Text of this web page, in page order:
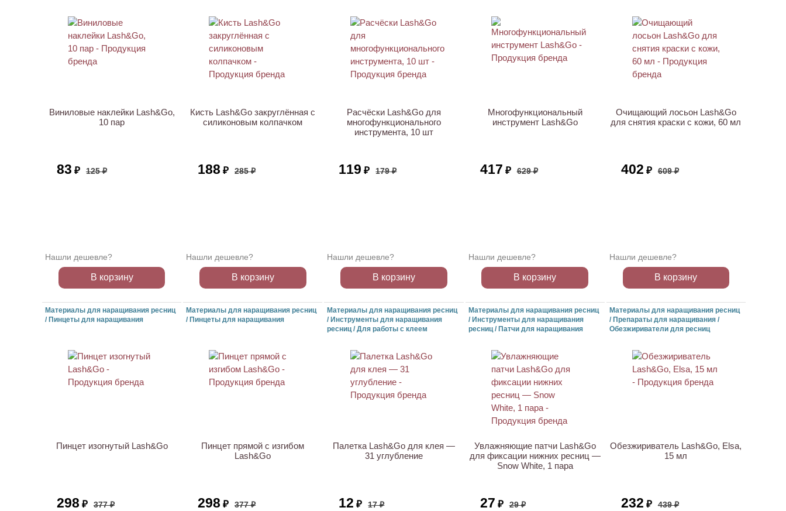
Виниловые наклейки Lash&Go,
10 пар
83 ₽ 125 ₽
Нашли дешевле?
В корзину
Кисть Lash&Go закруглённая с
силиконовым колпачком
188 ₽ 285 ₽
Нашли дешевле?
В корзину
Расчёски Lash&Go для
многофункционального
инструмента, 10 шт
119 ₽ 179 ₽
Нашли дешевле?
В корзину
Многофункциональный
инструмент Lash&Go
417 ₽ 629 ₽
Нашли дешевле?
В корзину
Очищающий лосьон Lash&Go
для снятия краски с кожи, 60 мл
402 ₽ 609 ₽
Нашли дешевле?
В корзину
Материалы для наращивания ресниц
/ Пинцеты для наращивания
Пинцет изогнутый Lash&Go
298 ₽ 377 ₽
Материалы для наращивания ресниц
/ Пинцеты для наращивания
Пинцет прямой с изгибом
Lash&Go
298 ₽ 377 ₽
Материалы для наращивания ресниц
/ Инструменты для наращивания
ресниц / Для работы с клеем
Палетка Lash&Go для клея —
31 углубление
12 ₽ 17 ₽
Материалы для наращивания ресниц
/ Инструменты для наращивания
ресниц / Патчи для наращивания
Увлажняющие патчи Lash&Go
для фиксации нижних ресниц —
Snow White, 1 пара
27 ₽ 29 ₽
Материалы для наращивания ресниц
/ Препараты для наращивания /
Обезжириватели для ресниц
Обезжириватель Lash&Go, Elsa,
15 мл
232 ₽ 439 ₽